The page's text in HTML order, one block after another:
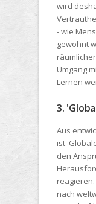
wird
- wie
gewohnt
Umgang
Lernen
3.
Aus
ist
den
nach